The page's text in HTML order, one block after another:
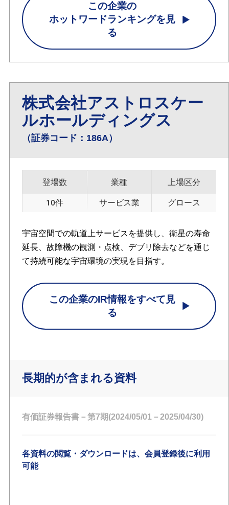
この企業の
ホットワードランキングを見
る
株式会社アストロスケー
ルホールディングス
（証券コード：186A）
登場数
10件
業種
サービス業
上場区分
グロース
宇宙空間での軌道上サービスを提供し、衛星の寿命
延長、故障機の観測・点検、デブリ除去などを通じ
て持続可能な宇宙環境の実現を目指す。
この企業のIR情報をすべて見
る
長期的が含まれる資料
有価証券報告書－第7期(2024/05/01－2025/04/30)
各資料の閲覧・ダウンロードは、会員登録後に利用
可能